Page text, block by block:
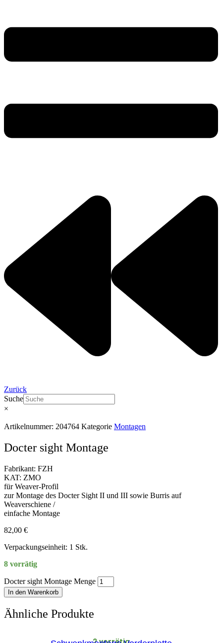
Zurück
Suche
×
Artikelnummer: 204764 Kategorie Montagen
Docter sight Montage
Fabrikant: FZH
KAT: ZMO
für Weaver-Profil
zur Montage des Docter Sight II und III sowie Burris auf
Weaverschiene /
einfache Montage
82,00 €
Verpackungseinheit: 1 Stk.
8 vorrätig
Docter sight Montage Menge
In den Warenkorb
Ähnliche Produkte